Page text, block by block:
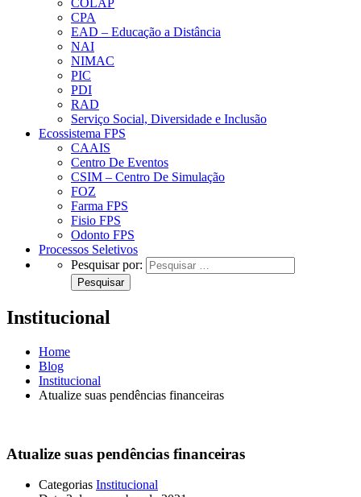
COLAP
CPA
EAD – Educação a Distância
NAI
NIMAC
PIC
PDI
RAD
Serviço Social, Diversidade e Inclusão
Ecossistema FPS
CAAIS
Centro De Eventos
CSIM – Centro De Simulação
FOZ
Farma FPS
Fisio FPS
Odonto FPS
Processos Seletivos
Pesquisar por:
Institucional
Home
Blog
Institucional
Atualize suas pendências financeiras
Atualize suas pendências financeiras
Categorias Institucional